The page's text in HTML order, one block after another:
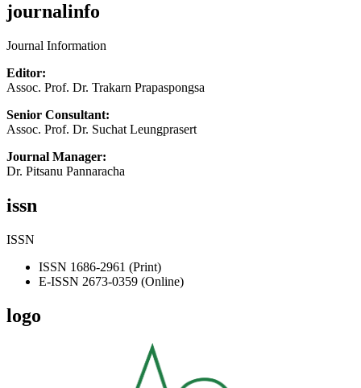
journalinfo
Journal Information
Editor:
Assoc. Prof. Dr. Trakarn Prapaspongsa
Senior Consultant:
Assoc. Prof. Dr. Suchat Leungprasert
Journal Manager:
Dr. Pitsanu Pannaracha
issn
ISSN
ISSN 1686-2961 (Print)
E-ISSN 2673-0359 (Online)
logo